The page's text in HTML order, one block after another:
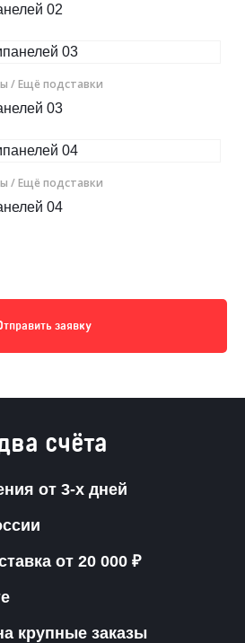
02
/ Ещё подставки
03
/ Ещё подставки
04
заявку
счёта
от 3-х дней
от 20 000 ₽
крупные заказы